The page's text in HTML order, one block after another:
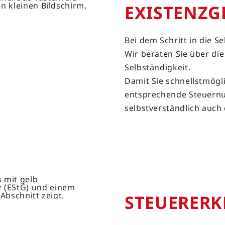
Bei dem Schritt in die
Wir beraten Sie über
Selbständigkeit.
Damit Sie
entsprechende
selbstverständlich